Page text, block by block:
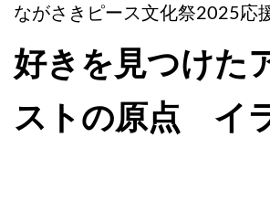
ながさきピース文化祭2025応
好きを見つけた
ストの原点 イ